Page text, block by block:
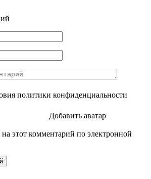
политики конфиденциальности
Добавить аватар
этот комментарий по электронной